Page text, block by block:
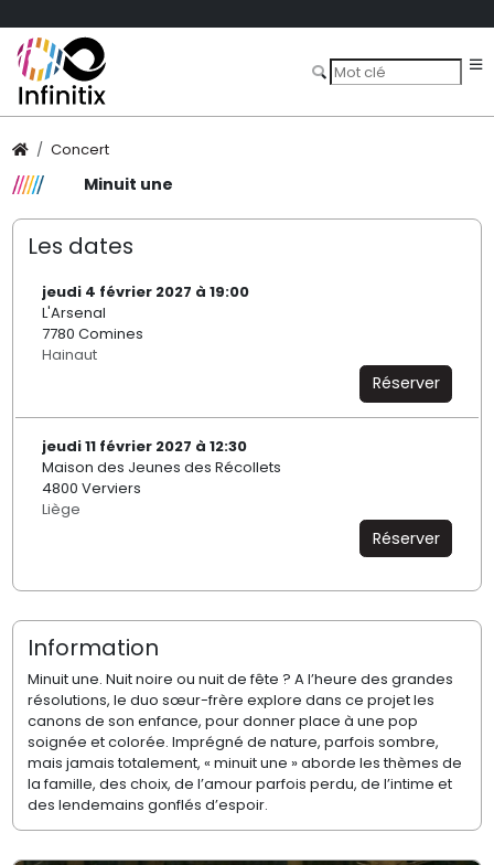
Concert
Minuit une
Les dates
jeudi 4 février 2027 à 19:00
L'Arsenal
7780 Comines
Hainaut
Réserver
jeudi 11 février 2027 à 12:30
Maison des Jeunes des Récollets
4800 Verviers
Liège
Réserver
Information
Minuit une. Nuit noire ou nuit de fête ? A l’heure des grandes
résolutions, le duo sœur-frère explore dans ce projet les
canons de son enfance, pour donner place à une pop
soignée et colorée. Imprégné de nature, parfois sombre,
mais jamais totalement, « minuit une » aborde les thèmes de
la famille, des choix, de l’amour parfois perdu, de l’intime et
des lendemains gonflés d’espoir.